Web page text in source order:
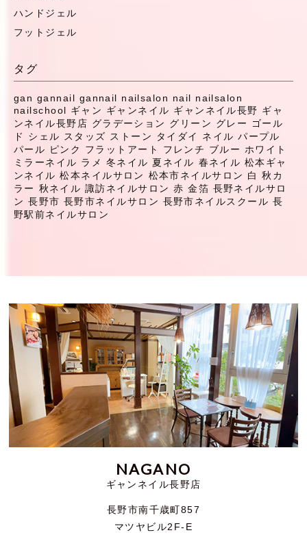
ハンドジェル
フットジェル
タグ
gan gannail gannail nailsalon nail nailsalon
nailschool ギャン ギャンネイル ギャンネイル長野 ギャ
ンネイル長野店 グラデーション グリーン グレー
ゴール
ド
シェル スタッズ ストーン タイダイ ネイル パープル
パール ピンク フラットアート フレンチ ブルー ホワイト
ミラーネイル ラメ 冬ネイル 夏ネイル 春ネイル 松本ギャ
ンネイル 松本ネイルサロン 松本市ネイルサロン 白 秋カ
ラー 秋ネイル 諏訪ネイルサロン 赤 金箔 長野ネイルサロ
ン 長野市 長野市ネイルサロン 長野市ネイルスクール 長
野駅前ネイルサロン
NAGANO
ギャンネイル長野店
長野市南千歳町857
マツヤビル2F-E